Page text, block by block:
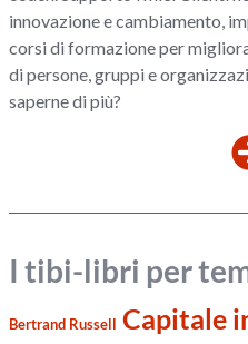
innovazione e cambiamento,
corsi di formazione per
di persone, gruppi e
saperne di più?
I tibi-libri per
Bertrand Russell Capitale